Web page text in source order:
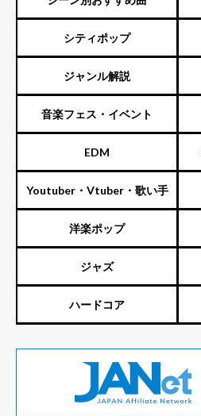
シティポップ
ジャンル解説
音楽フェス・イベント
EDM
Youtuber・Vtuber・歌い手
洋楽ポップ
ジャズ
ハードコア